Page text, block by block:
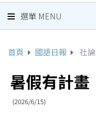
選單 MENU
首頁 國語日報 社論
暑假有計
(2026/6/15)